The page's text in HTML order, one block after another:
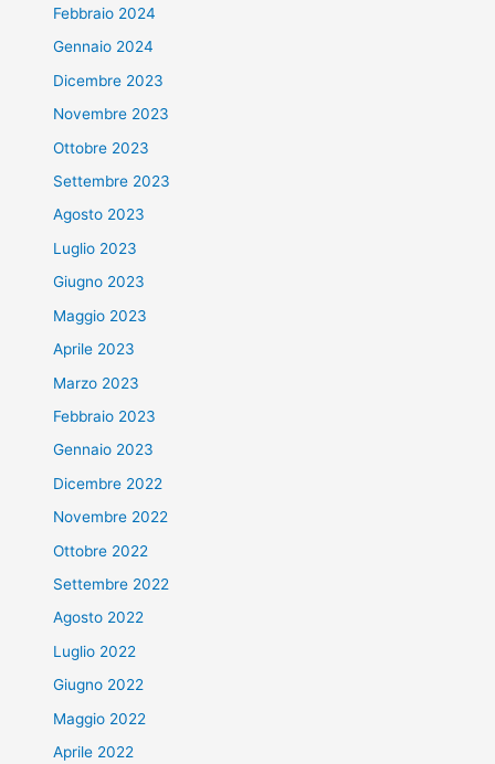
Febbraio 2024
Gennaio 2024
Dicembre 2023
Novembre 2023
Ottobre 2023
Settembre 2023
Agosto 2023
Luglio 2023
Giugno 2023
Maggio 2023
Aprile 2023
Marzo 2023
Febbraio 2023
Gennaio 2023
Dicembre 2022
Novembre 2022
Ottobre 2022
Settembre 2022
Agosto 2022
Luglio 2022
Giugno 2022
Maggio 2022
Aprile 2022